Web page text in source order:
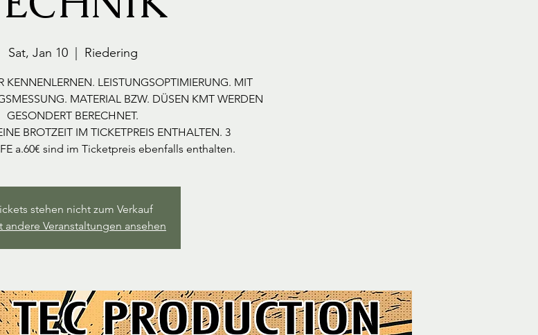
Sat, Jan 10
  |
Riedering
KENNENLERNEN. LEISTUNGSOPTIMIERUNG. MIT
MATERIAL BZW. DÜSEN KMT WERDEN
GESONDERT BERECHNET.
BROTZEIT IM TICKETPREIS ENTHALTEN. 3
a.60€ sind im Ticketpreis ebenfalls enthalten.
stehen nicht zum Verkauf
andere Veranstaltungen ansehen